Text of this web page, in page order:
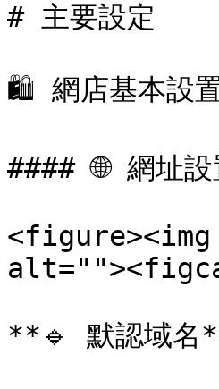
# 主要設定
🛍️ 網店基本設
#### 🌐 網址設
**🔹 默認域名